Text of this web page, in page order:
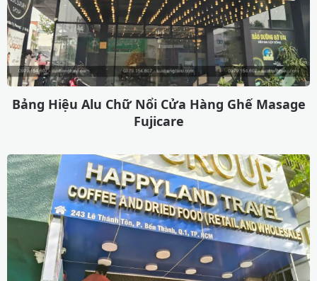
Bảng Hiệu Alu Chữ Nổi Cửa Hàng Ghế Masage
Fujicare